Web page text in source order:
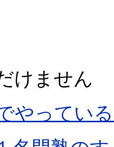
けません
やってい